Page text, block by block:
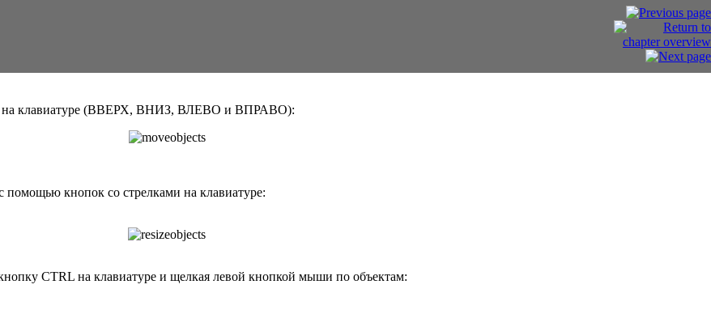
на клавиатуре (ВВЕРХ, ВНИЗ, ВЛЕВО и ВПРАВО):
кнопок со стрелками на клавиатуре:
CTRL на клавиатуре и щелкая левой кнопкой мыши по объектам: